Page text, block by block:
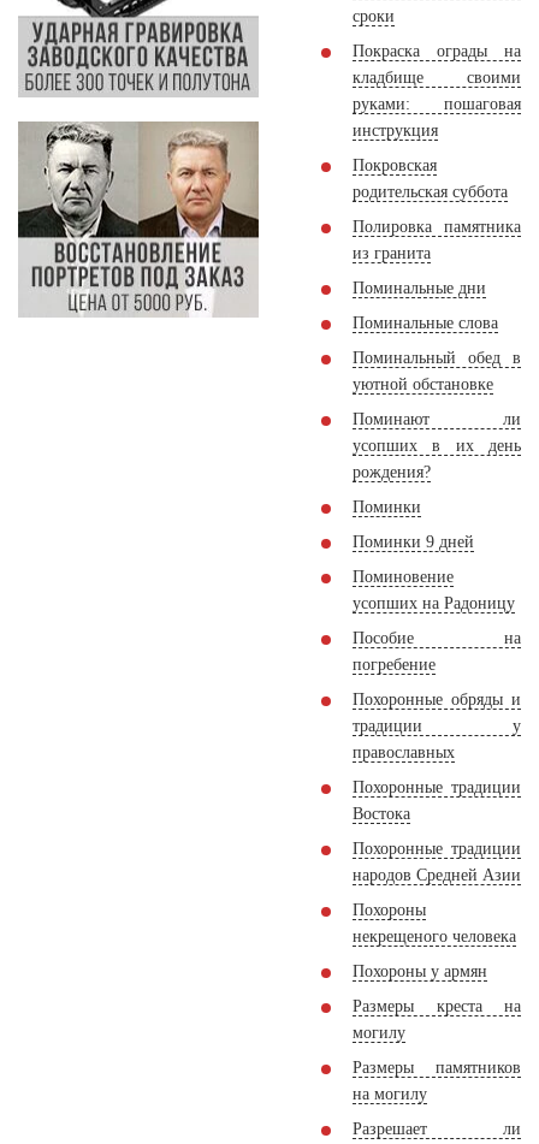
сроки
Покраска ограды на
кладбище своими
руками: пошаговая
инструкция
Покровская
родительская суббота
Полировка памятника
из гранита
Поминальные дни
Поминальные слова
Поминальный обед в
уютной обстановке
Поминают ли
усопших в их день
рождения?
Поминки
Поминки 9 дней
Поминовение
усопших на Радоницу
Пособие на
погребение
Похоронные обряды и
традиции у
православных
Похоронные традиции
Востока
Похоронные традиции
народов Средней Азии
Похороны
некрещеного человека
Похороны у армян
Размеры креста на
могилу
Размеры памятников
на могилу
Разрешает ли